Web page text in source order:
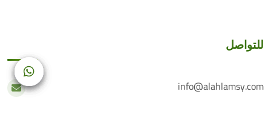
للتواصل
info@alahlamsy.com